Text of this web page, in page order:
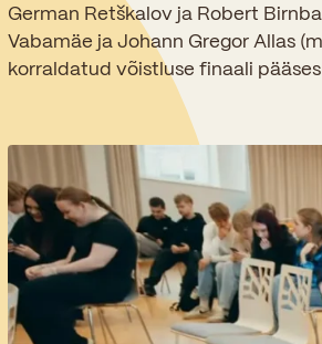
German Retškalov ja Robert
Vabamäe ja Johann Gregor Allas
korraldatud võistluse finaali